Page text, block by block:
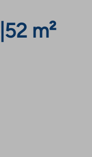
52 m²